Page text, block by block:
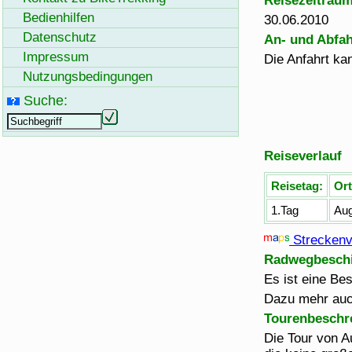
30.06.2010
An- und
Die Anfahrt
Reiseverlauf
Reisetag:
1.Tag
Es ist eine
Dazu mehr
Die Tour von
Bedienhilfen
Datenschutz
Impressum
Nutzungsbedingungen
Suche: